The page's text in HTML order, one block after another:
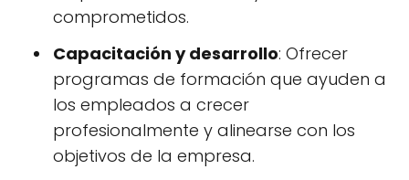
comprometidos.
Capacitación y desarrollo: Ofrecer
programas de formación que ayuden a
los empleados a crecer
profesionalmente y alinearse con los
objetivos de la empresa.